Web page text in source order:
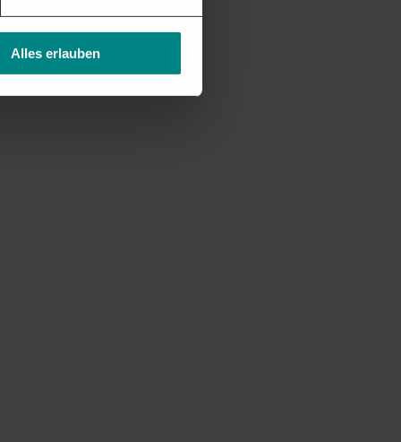
Alles erlauben